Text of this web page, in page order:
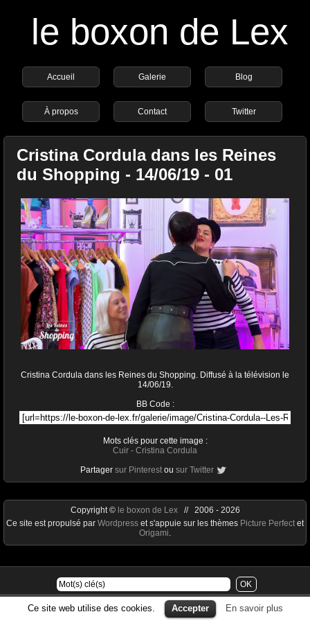
le boxon de Lex
Accueil Galerie Blog
À propos Contact Twitter
Cristina Cordula dans les Reines
du Shopping - 14/06/19 - 01
Cristina Cordula dans les Reines du Shopping. Diffusé à la télévision le
14/06/19.
BB Code :
Mots clés pour cette image :
Cuir - Cristina Cordula
Partager sur Pinterest ou sur Twitter
Ce site web utilise des cookies. Accepter En savoir plus
Copyright © le boxon de Lex// 2006 - 2026
Ce site est propulsé par Wordpress et s'appuie sur les thèmes Picture Perfect et
Origami